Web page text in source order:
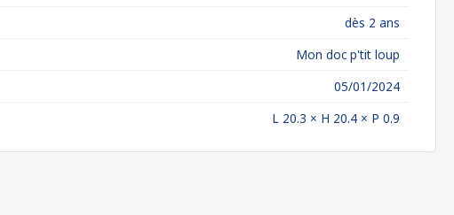
dès 2 ans
Mon doc p'tit loup
05/01/2024
L 20.3 × H 20.4 × P 0.9